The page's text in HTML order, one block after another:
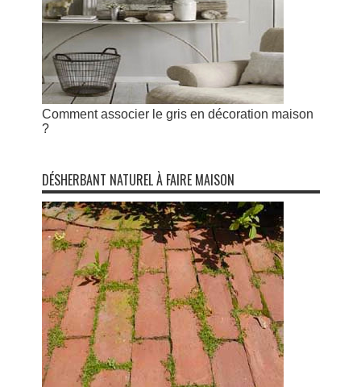
Comment associer le gris en décoration maison
?
DÉSHERBANT NATUREL À FAIRE MAISON